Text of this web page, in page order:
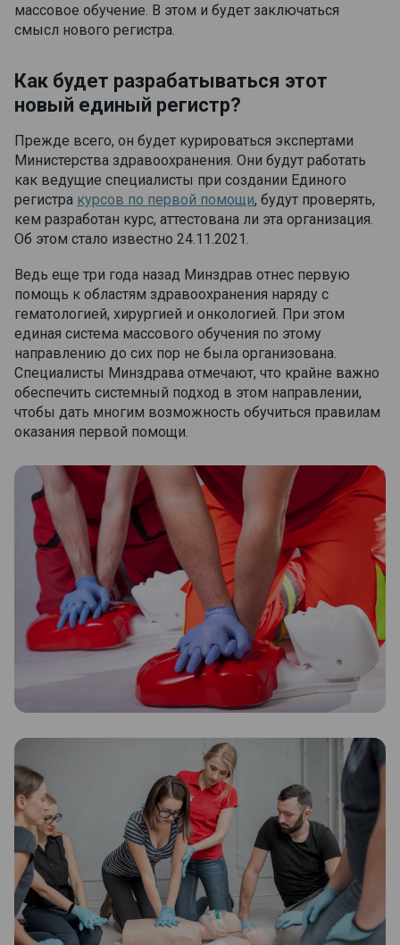
массовое обучение. В этом и будет заключаться
смысл нового регистра.
Как будет разрабатываться этот
новый единый регистр?
Прежде всего, он будет курироваться экспертами
Министерства здравоохранения. Они будут работать
как ведущие специалисты при создании Единого
регистра курсов по первой помощи, будут проверять,
кем разработан курс, аттестована ли эта организация.
Об этом стало известно 24.11.2021.
Ведь еще три года назад Минздрав отнес первую
помощь к областям здравоохранения наряду с
гематологией, хирургией и онкологией. При этом
единая система массового обучения по этому
направлению до сих пор не была организована.
Специалисты Минздрава отмечают, что крайне важно
обеспечить системный подход в этом направлении,
чтобы дать многим возможность обучиться правилам
оказания первой помощи.